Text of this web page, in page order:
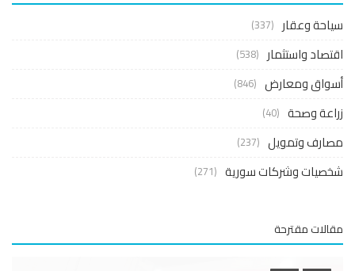
وعقار (337)
واستثمار (538)
ومعارض (846)
وصحة (40)
وتمويل (237)
وشركات سورية (271)
مقترحة